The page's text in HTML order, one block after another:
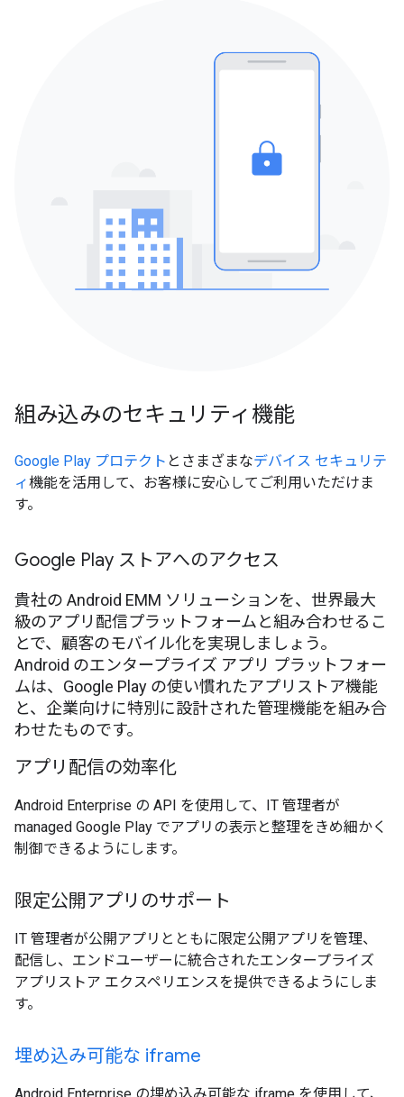
組み込みのセキュリティ機能
Google Play プロテクト とさまざまなデバイス セキュリテ
ィ機能を活用して、お客様に安心してご利用いただけま
す。
Google Play ストアへのアクセス
貴社の Android EMM ソリューションを、世界最大
級のアプリ配信プラットフォームと組み合わせるこ
とで、顧客のモバイル化を実現しましょう。
Android のエンタープライズ アプリ プラットフォー
ムは、Google Play の使い慣れたアプリストア機能
と、企業向けに特別に設計された管理機能を組み合
わせたものです。
アプリ配信の効率化
Android Enterprise の API を使用して、IT 管理者が
managed Google Play でアプリの表示と整理をきめ細かく
制御できるようにします。
限定公開アプリのサポート
IT 管理者が公開アプリとともに限定公開アプリを管理、
配信し、エンドユーザーに統合されたエンタープライズ
アプリストア エクスペリエンスを提供できるようにしま
す。
埋め込み可能な iframe